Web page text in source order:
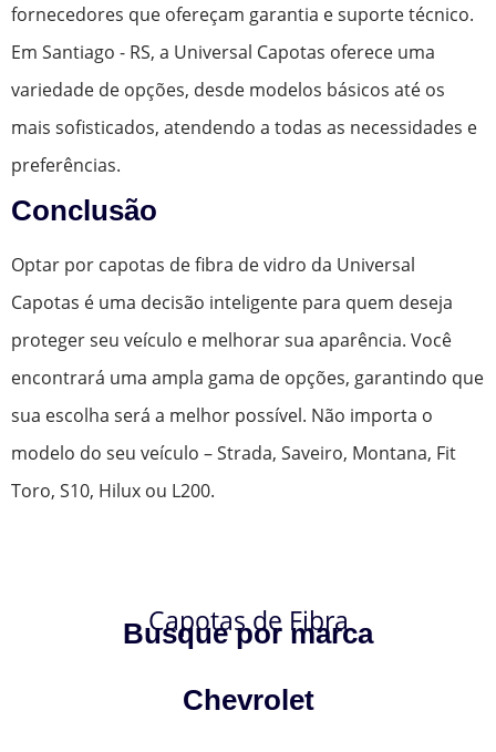
fornecedores que ofereçam garantia e suporte técnico.
Em Santiago - RS, a Universal Capotas oferece uma
variedade de opções, desde modelos básicos até os
mais sofisticados, atendendo a todas as necessidades e
preferências.
Conclusão
Optar por capotas de fibra de vidro da Universal
Capotas é uma decisão inteligente para quem deseja
proteger seu veículo e melhorar sua aparência. Você
encontrará uma ampla gama de opções, garantindo que
sua escolha será a melhor possível. Não importa o
modelo do seu veículo – Strada, Saveiro, Montana, Fit
Toro, S10, Hilux ou L200.
Capotas de Fibra
Busque por marca
Chevrolet